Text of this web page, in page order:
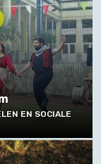
EN SOCIALE